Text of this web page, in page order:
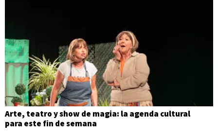
Arte, teatro y show de magia: la agenda cultural
para este fin de semana